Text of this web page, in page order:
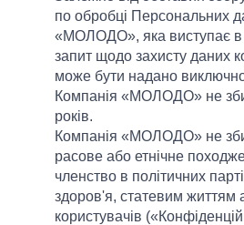
по обробці Персональних
«МОЛОДО», яка виступає в
запит щодо захисту даних
може бути надано
Компанія «МОЛОДО» не
років.
Компанія «МОЛОДО» не
расове або етнічне
членство в політичних
здоров'я, статевим життям
користувачів